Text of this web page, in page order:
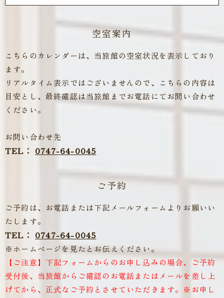
空室案内
こちらのカレンダーは、当旅館の空室状況を表示しており
ます。
リアルタイム表示ではございませんので、こちらの内容は
目安とし、最終確認は当旅館までお電話にてお問い合わせ
ください。
お問い合わせ先
TEL： 0747-64-0045
ご予約
ご予約は、お電話または下記メールフォームよりお願いい
たします。
TEL： 0747-64-0045
※ホームページを見たとお伝えください。
【ご注意】下記フォームからのお申し込みの場合、ご予約
受付後、当旅館からご確認のお電話またはメールを差し上
げてから、 正式なご予約とさせていただきます。※お申し